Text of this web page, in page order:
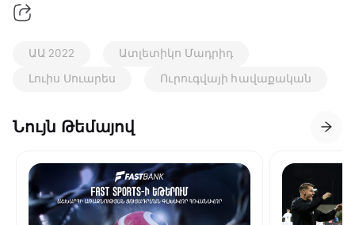
ԱԱ 2022
Ատլետիկո Մադրիդ
Լուիս Սուարես
Ուրուգվայի հավաքական
Նույն Թեմայով